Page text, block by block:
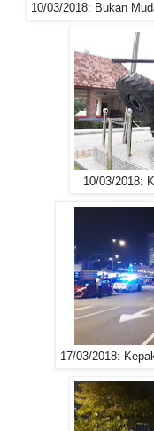
10/03/2018: Bukan
10/03/2018:
17/03/2018: